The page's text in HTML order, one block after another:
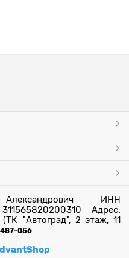
Александрович ИНН
Адрес:
"Автоград", 2 этаж, 11
056